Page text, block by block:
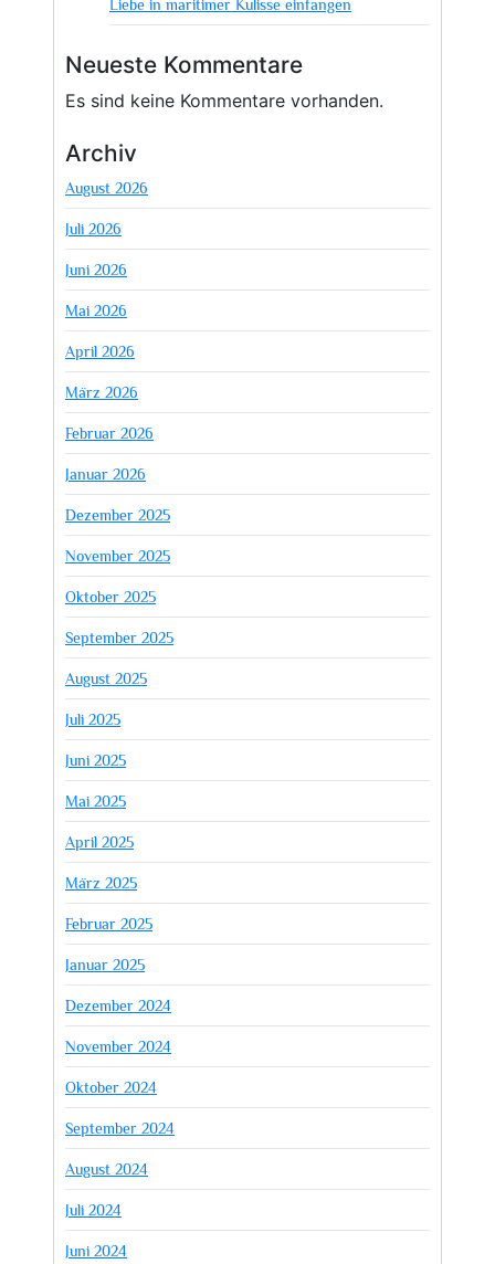
Liebe in maritimer Kulisse einfangen
Neueste Kommentare
Es sind keine Kommentare vorhanden.
Archiv
August 2026
Juli 2026
Juni 2026
Mai 2026
April 2026
März 2026
Februar 2026
Januar 2026
Dezember 2025
November 2025
Oktober 2025
September 2025
August 2025
Juli 2025
Juni 2025
Mai 2025
April 2025
März 2025
Februar 2025
Januar 2025
Dezember 2024
November 2024
Oktober 2024
September 2024
August 2024
Juli 2024
Juni 2024